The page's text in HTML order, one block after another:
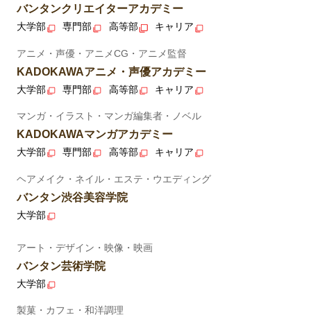
バンタンクリエイターアカデミー
大学部 専門部 高等部 キャリア
アニメ・声優・アニメCG・アニメ監督
KADOKAWAアニメ・声優アカデミー
大学部 専門部 高等部 キャリア
マンガ・イラスト・マンガ編集者・ノベル
KADOKAWAマンガアカデミー
大学部 専門部 高等部 キャリア
ヘアメイク・ネイル・エステ・ウエディング
バンタン渋谷美容学院
大学部
アート・デザイン・映像・映画
バンタン芸術学院
大学部
製菓・カフェ・和洋調理